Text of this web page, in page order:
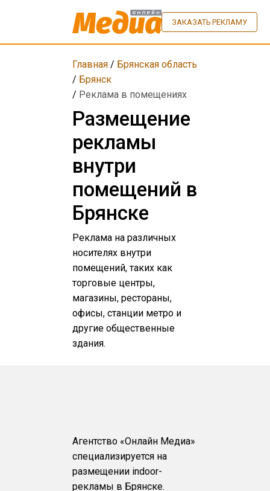
ЗАКАЗАТЬ РЕКЛАМУ
Главная / Брянская область
/ Брянск
/ Реклама в помещениях
Размещение
рекламы
внутри
помещений в
Брянске
Реклама на различных
носителях внутри
помещений, таких как
торговые центры,
магазины, рестораны,
офисы, станции метро и
другие общественные
здания.
Агентство «Онлайн Медиа»
специализируется на
размещении indoor-
рекламы в Брянске.